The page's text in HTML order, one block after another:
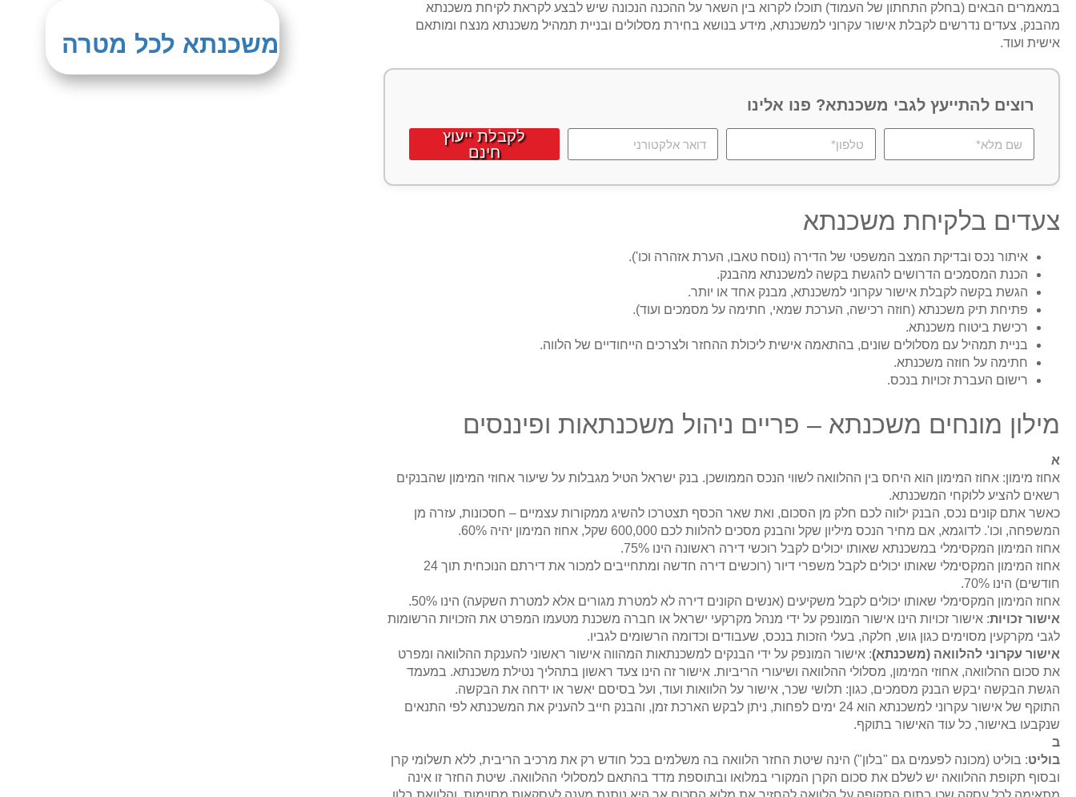
במאמרים הבאים (בחלק התחתון של העמוד) תוכלו לקרוא בין השאר על ההכנה הנכונה שיש לבצע לקראת לקיחת משכנתא
מהבנק, צעדים נדרשים לקבלת אישור עקרוני למשכנתא, מידע בנושא בחירת מסלולים ובניית תמהיל משכנתא מנצח ומותאם
אישית ועוד.
רוצים להתייעץ לגבי משכנתא? פנו אלינו
לקבלת ייעוץ
חינם
צעדים בלקיחת משכנתא
איתור נכס ובדיקת המצב המשפטי של הדירה (נוסח טאבו, הערת אזהרה וכו').
הכנת המסמכים הדרושים להגשת בקשה למשכנתא מהבנק.
הגשת בקשה לקבלת אישור עקרוני למשכנתא, מבנק אחד או יותר.
פתיחת תיק משכנתא (חוזה רכישה, הערכת שמאי, חתימה על מסמכים ועוד).
רכישת ביטוח משכנתא.
בניית תמהיל עם מסלולים שונים, בהתאמה אישית ליכולת ההחזר ולצרכים הייחודיים של הלווה.
חתימה על חוזה משכנתא.
רישום העברת זכויות בנכס.
מילון מונחים משכנתא – פריים ניהול משכנתאות ופיננסים
א
אחוז מימון: אחוז המימון הוא היחס בין ההלוואה לשווי הנכס הממושכן. בנק ישראל הטיל מגבלות על שיעור אחוזי המימון שהבנקים
רשאים להציע ללוקחי המשכנתא.
כאשר אתם קונים נכס, הבנק ילווה לכם חלק מן הסכום, ואת שאר הכסף תצטרכו להשיג ממקורות עצמיים – חסכונות, עזרה מן
המשפחה, וכו'. לדוגמא, אם מחיר הנכס מיליון שקל והבנק מסכים להלוות לכם 600,000 שקל, אחוז המימון יהיה 60%.
אחוז המימון המקסימלי במשכנתא שאותו יכולים לקבל רוכשי דירה ראשונה הינו 75%.
אחוז המימון המקסימלי שאותו יכולים לקבל משפרי דיור (רוכשים דירה חדשה ומתחייבים למכור את דירתם הנוכחית תוך 24
חודשים) הינו 70%.
אחוז המימון המקסימלי שאותו יכולים לקבל משקיעים (אנשים הקונים דירה לא למטרת מגורים אלא למטרת השקעה) הינו 50%.
אישור זכויות: אישור זכויות הינו אישור המונפק על ידי מנהל מקרקעי ישראל או חברה משכנת מטעמו המפרט את הזכויות הרשומות
לגבי מקרקעין מסוימים כגון גוש, חלקה, בעלי הזכות בנכס, שעבודים וכדומה הרשומים לגביו.
אישור עקרוני להלוואה (משכנתא): אישור המונפק על ידי הבנקים למשכנתאות המהווה אישור ראשוני להענקת ההלוואה ומפרט
את סכום ההלוואה, אחוזי המימון, מסלולי ההלוואה ושיעורי הריביות. אישור זה הינו צעד ראשון בתהליך נטילת משכנתא. במעמד
הגשת הבקשה יבקש הבנק מסמכים, כגון: תלושי שכר, אישור על הלוואות ועוד, ועל בסיסם יאשר או ידחה את הבקשה.
התוקף של אישור עקרוני למשכנתא הוא 24 ימים לפחות, ניתן לבקש הארכת זמן, והבנק חייב להעניק את המשכנתא לפי התנאים
שנקבעו באישור, כל עוד האישור בתוקף.
ב
בוליט: בוליט (מכונה לפעמים גם "בלון") הינה שיטת החזר הלוואה בה משלמים בכל חודש רק את מרכיב הריבית, ללא תשלומי קרן
ובסוף תקופת ההלוואה יש לשלם את סכום הקרן המקורי במלואו ובתוספת מדד בהתאם למסלולי ההלוואה. שיטת החזר זו אינה
משכנתא לכל מטרה